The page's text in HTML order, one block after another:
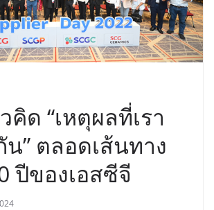
ด “เหตุผลที่เรา
” ตลอดเส้นทาง
ปีของเอสซีจี